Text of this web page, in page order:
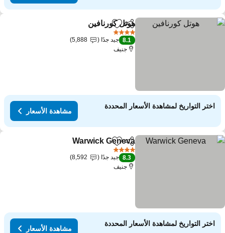
مشاركةAdd to favorites
هوتل كورنافين
8.1 جيد جدًا
5,888
جنيف
اختر التواريخ لمشاهدة الأسعار المحددة
مشاهدة الأسعار
مشاركةAdd to favorites
Warwick Geneva
8.3 جيد جدًا
8,592
جنيف
اختر التواريخ لمشاهدة الأسعار المحددة
مشاهدة الأسعار